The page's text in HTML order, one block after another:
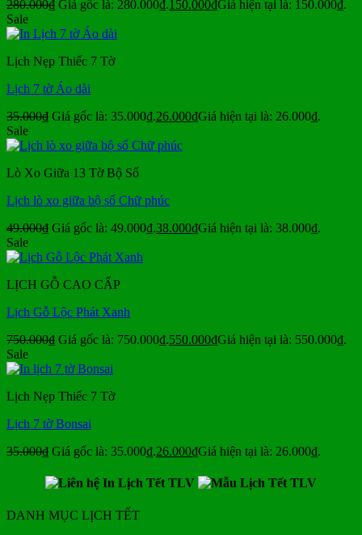
280.000₫ Giá gốc là: 280.000₫.150.000₫Giá hiện tại là: 150.000₫.
Sale
Lịch Nẹp Thiếc 7 Tờ
Lịch 7 tờ Áo dài
35.000₫ Giá gốc là: 35.000₫.26.000₫Giá hiện tại là: 26.000₫.
Sale
Lò Xo Giữa 13 Tờ Bộ Số
Lịch lò xo giữa bộ số Chữ phúc
49.000₫ Giá gốc là: 49.000₫.38.000₫Giá hiện tại là: 38.000₫.
Sale
LỊCH GỖ CAO CẤP
Lịch Gỗ Lộc Phát Xanh
750.000₫ Giá gốc là: 750.000₫.550.000₫Giá hiện tại là: 550.000₫.
Sale
Lịch Nẹp Thiếc 7 Tờ
Lịch 7 tờ Bonsai
35.000₫ Giá gốc là: 35.000₫.26.000₫Giá hiện tại là: 26.000₫.
DANH MỤC LỊCH TẾT